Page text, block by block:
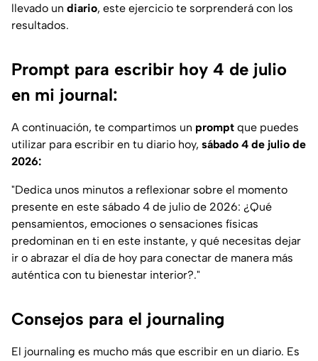
llevado un diario, este ejercicio te sorprenderá con los
resultados.
Prompt para escribir hoy 4 de julio
en mi journal:
A continuación, te compartimos un prompt que puedes
utilizar para escribir en tu diario hoy, sábado 4 de julio de
2026:
"Dedica unos minutos a reflexionar sobre el momento
presente en este sábado 4 de julio de 2026: ¿Qué
pensamientos, emociones o sensaciones físicas
predominan en ti en este instante, y qué necesitas dejar
ir o abrazar el día de hoy para conectar de manera más
auténtica con tu bienestar interior?."
Consejos para el journaling
El journaling es mucho más que escribir en un diario. Es